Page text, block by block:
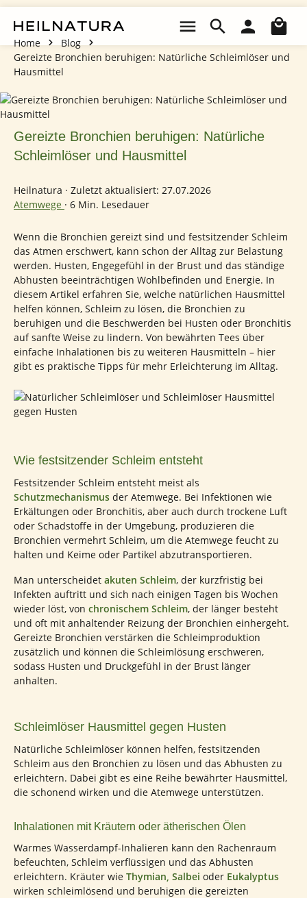
Home
Blog
Gereizte Bronchien beruhigen: Natürliche Schleimlöser und
Hausmittel
Gereizte Bronchien beruhigen: Natürliche
Schleimlöser und Hausmittel
Heilnatura · Zuletzt aktualisiert: 27.07.2026
Atemwege · 6 Min. Lesedauer
Wenn die Bronchien gereizt sind und festsitzender Schleim
das Atmen erschwert, kann schon der Alltag zur Belastung
werden. Husten, Engegefühl in der Brust und das ständige
Abhusten beeinträchtigen Wohlbefinden und Energie. In
diesem Artikel erfahren Sie, welche natürlichen Hausmittel
helfen können, Schleim zu lösen, die Bronchien zu
beruhigen und die Beschwerden bei Husten oder Bronchitis
auf sanfte Weise zu lindern. Von bewährten Tees über
einfache Inhalationen bis zu weiteren Hausmitteln – hier
gibt es praktische Tipps für mehr Erleichterung im Alltag.
Wie festsitzender Schleim entsteht
Festsitzender Schleim entsteht meist als
Schutzmechanismus der Atemwege. Bei Infektionen wie
Erkältungen oder Bronchitis, aber auch durch trockene Luft
oder Schadstoffe in der Umgebung, produzieren die
Bronchien vermehrt Schleim, um die Atemwege feucht zu
halten und Keime oder Partikel abzutransportieren.
Man unterscheidet akuten Schleim, der kurzfristig bei
Infekten auftritt und sich nach einigen Tagen bis Wochen
wieder löst, von chronischem Schleim, der länger besteht
und oft mit anhaltender Reizung der Bronchien einhergeht.
Gereizte Bronchien verstärken die Schleimproduktion
zusätzlich und können die Schleimlösung erschweren,
sodass Husten und Druckgefühl in der Brust länger
anhalten.
Schleimlöser Hausmittel gegen Husten
Natürliche Schleimlöser können helfen, festsitzenden
Schleim aus den Bronchien zu lösen und das Abhusten zu
erleichtern. Dabei gibt es eine Reihe bewährter Hausmittel,
die schonend wirken und die Atemwege unterstützen.
Inhalationen mit Kräutern oder ätherischen Ölen
Warmes Wasserdampf-Inhalieren kann den Rachenraum
befeuchten, Schleim verflüssigen und das Abhusten
erleichtern. Kräuter wie Thymian, Salbei oder Eukalyptus
wirken schleimlösend und beruhigen die gereizten